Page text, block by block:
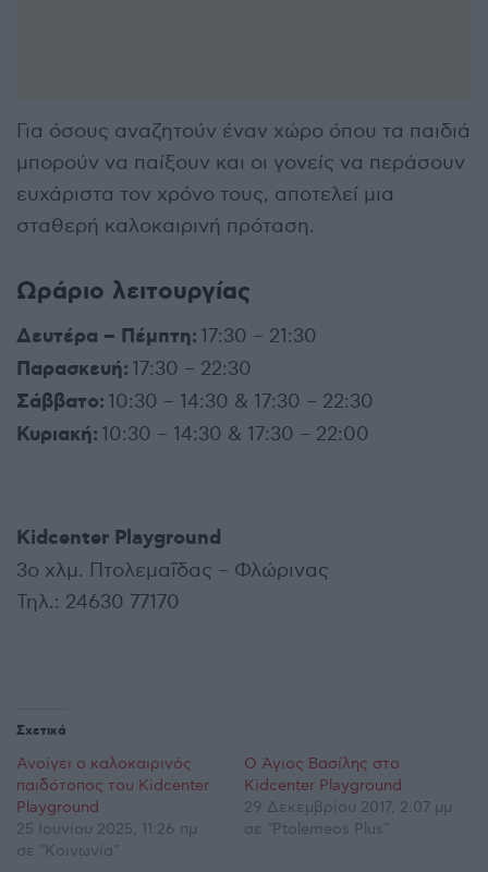
Για όσους αναζητούν έναν χώρο όπου τα παιδιά
μπορούν να παίξουν και οι γονείς να περάσουν
ευχάριστα τον χρόνο τους, αποτελεί μια
σταθερή καλοκαιρινή πρόταση.
Ωράριο λειτουργίας
Δευτέρα – Πέμπτη: 17:30 – 21:30
Παρασκευή: 17:30 – 22:30
Σάββατο: 10:30 – 14:30 & 17:30 – 22:30
Κυριακή: 10:30 – 14:30 & 17:30 – 22:00
Kidcenter Playground
3ο χλμ. Πτολεμαΐδας – Φλώρινας
Τηλ.: 24630 77170
Σχετικά
Ανοίγει ο καλοκαιρινός
παιδότοπος του Kidcenter
Playground
25 Ιουνίου 2025, 11:26 πμ
σε "Κοινωνία"
Ο Άγιος Βασίλης στο
Kidcenter Playground
29 Δεκεμβρίου 2017, 2:07 μμ
σε "Ptolemeos Plus"